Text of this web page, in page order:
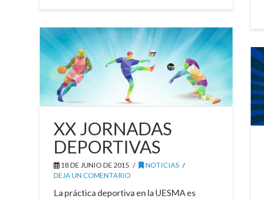
XX JORNADAS
DEPORTIVAS
18 DE JUNIO DE 2015
NOTICIAS
DEJA UN COMENTARIO
La práctica deportiva en la UESMA es